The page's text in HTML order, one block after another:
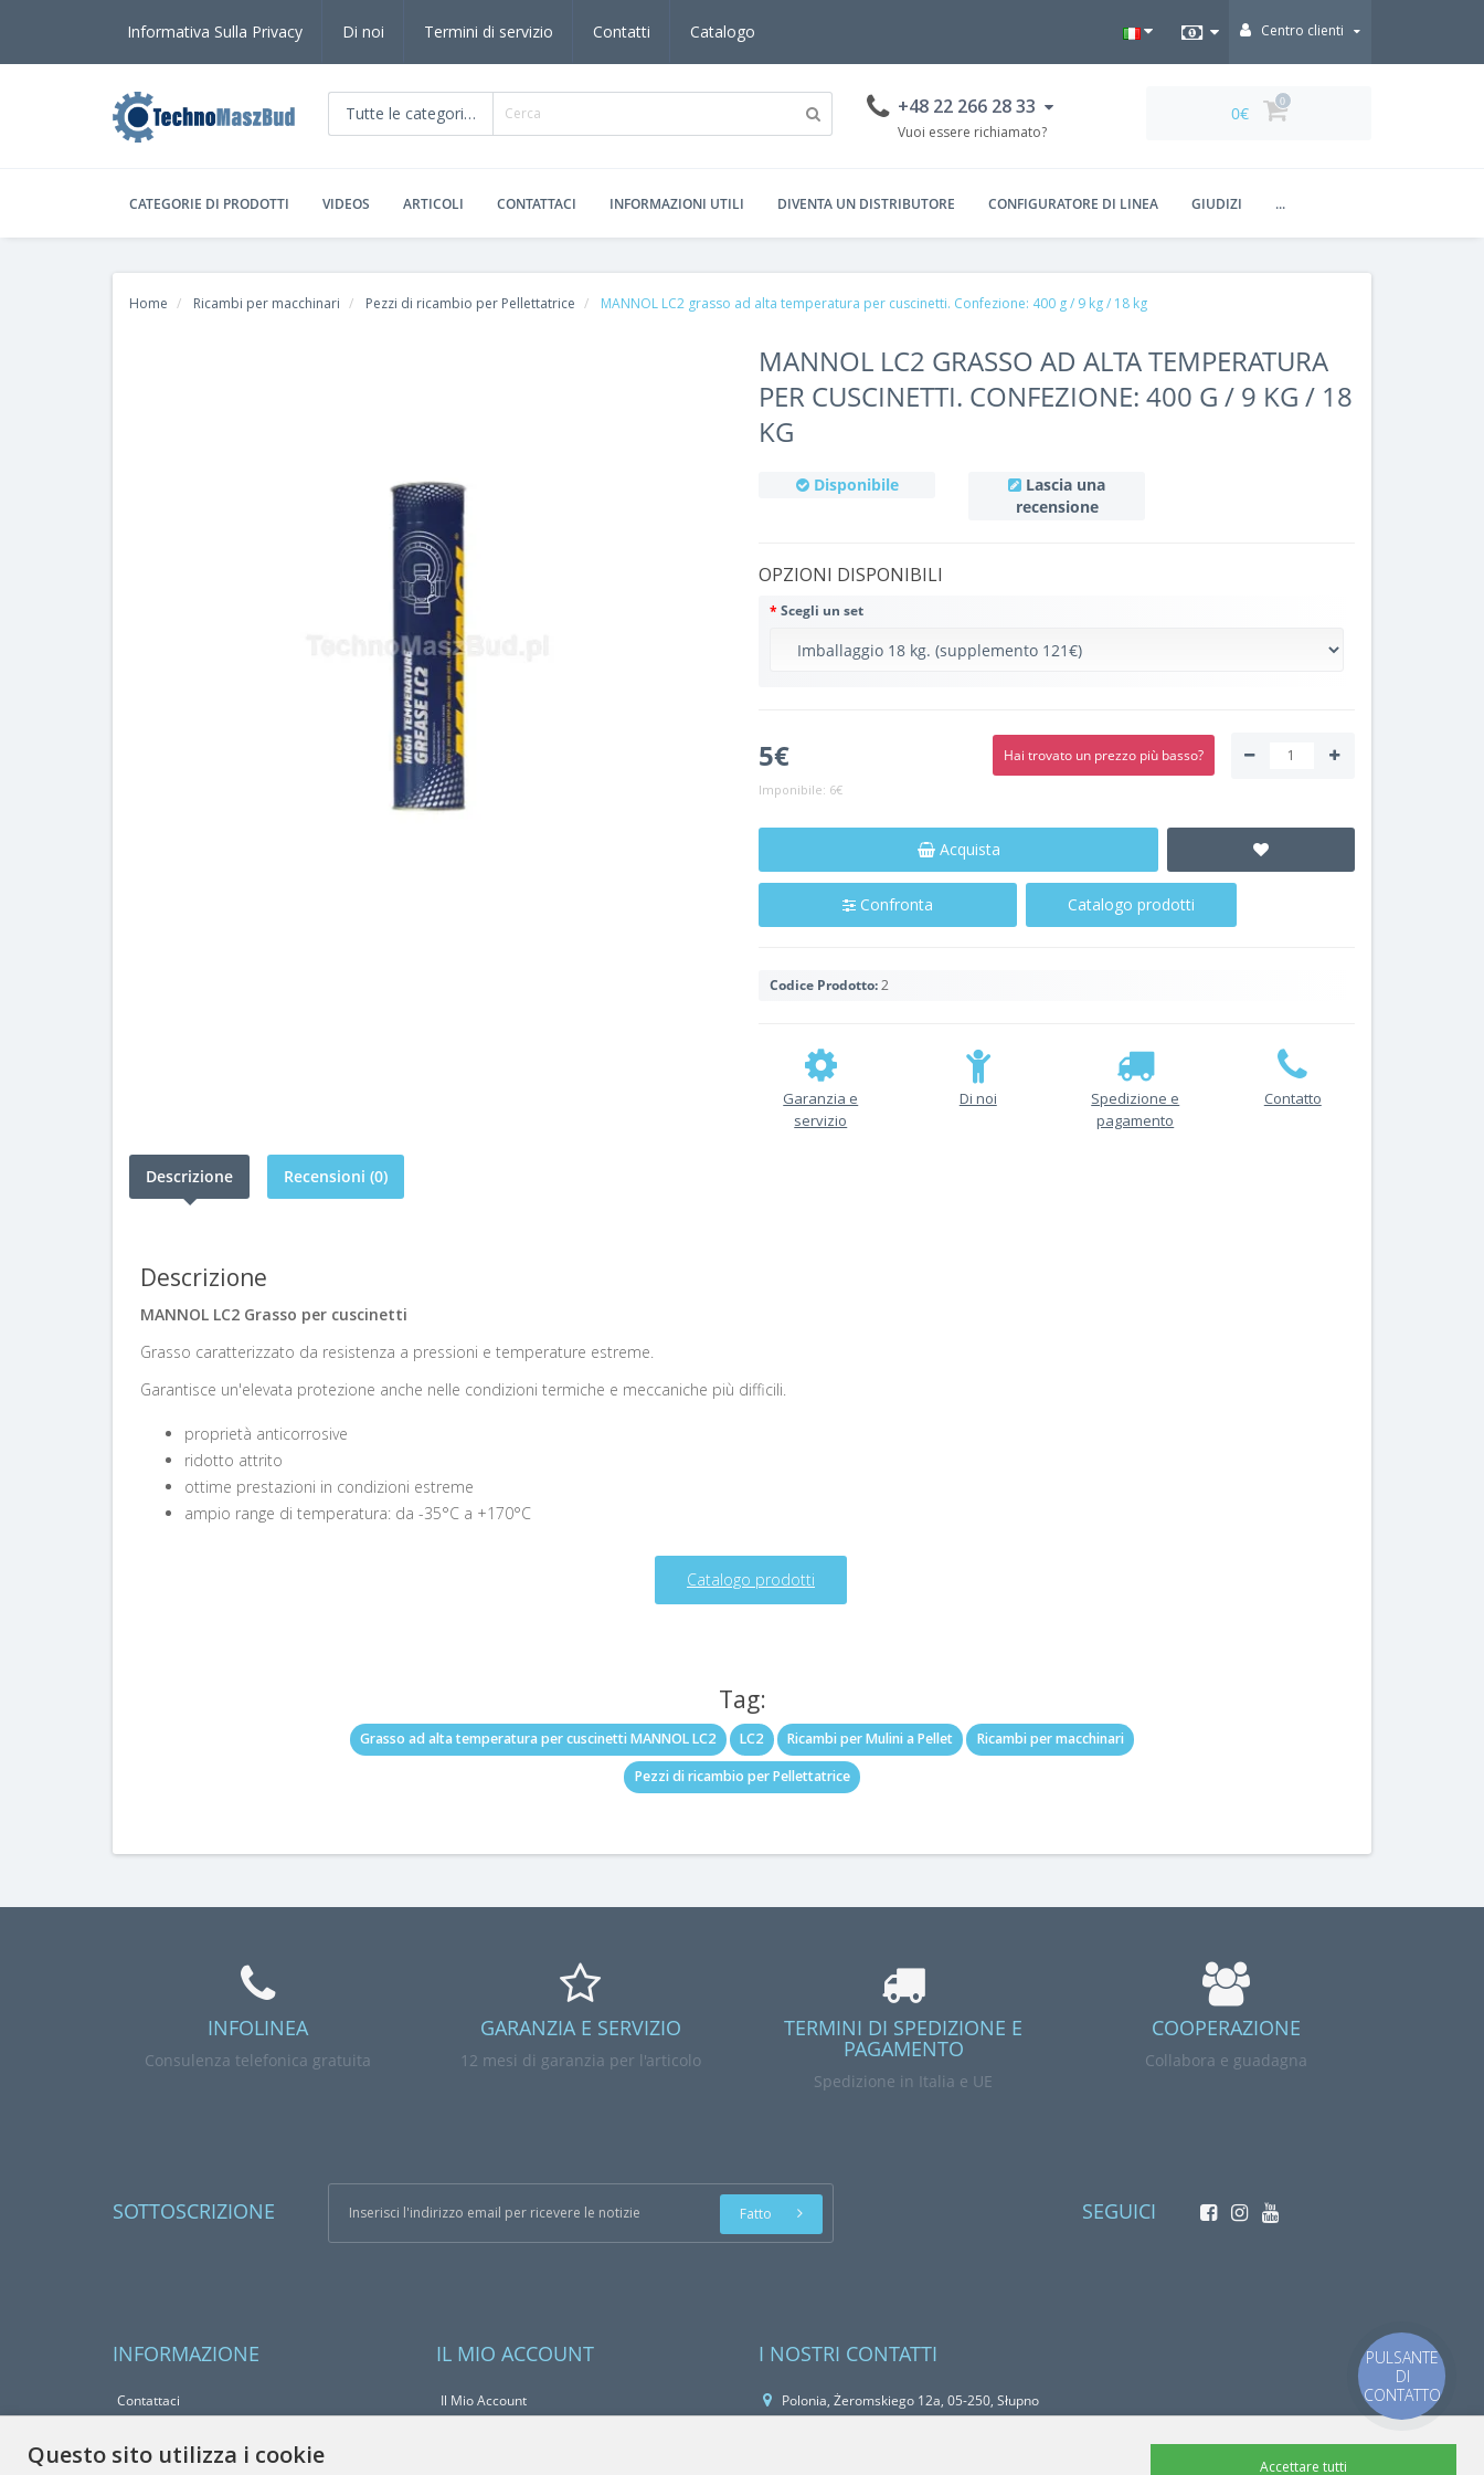
Informativa Sulla Privacy Di noi Termini di servizio Contatti Catalogo Centro clienti
Tutte le categorie +48 22 266 28 33
Vuoi essere richiamato?
0€
0
CATEGORIE DI PRODOTTI VIDEOS ARTICOLI CONTATTACI INFORMAZIONI UTILI DIVENTA UN DISTRIBUTORE CONFIGURATORE DI LINEA GIUDIZI ...
Home Ricambi per macchinari Pezzi di ricambio per Pellettatrice MANNOL LC2 grasso ad alta temperatura per cuscinetti. Confezione: 400 g / 9 kg / 18 kg
MANNOL LC2 GRASSO AD ALTA TEMPERATURA
PER CUSCINETTI. CONFEZIONE: 400 G / 9 KG / 18
KG
Disponibile
Lascia una
recensione
OPZIONI DISPONIBILI
Scegli un set
5€
Imponibile: 6€
Hai trovato un prezzo più basso?
Acquista
Confronta Catalogo prodotti
Codice Prodotto:2
Garanzia e
servizio
Di noi
Spedizione e
pagamento
Contatto
Descrizione Recensioni (0)
Descrizione
MANNOL LC2 Grasso per cuscinetti
Grasso caratterizzato da resistenza a pressioni e temperature estreme.
Garantisce un'elevata protezione anche nelle condizioni termiche e meccaniche più difficili.
proprietà anticorrosive
ridotto attrito
ottime prestazioni in condizioni estreme
ampio range di temperatura: da -35°C a +170°C
Catalogo prodotti
Tag:
Grasso ad alta temperatura per cuscinetti MANNOL LC2 LC2 Ricambi per Mulini a Pellet
Ricambi per macchinari
Pezzi di ricambio per Pellettatrice
INFOLINEA
Consulenza telefonica gratuita
GARANZIA E SERVIZIO
12 mesi di garanzia per l'articolo
TERMINI DI SPEDIZIONE E
PAGAMENTO
Spedizione in Italia e UE
COOPERAZIONE
Collabora e guadagna
SOTTOSCRIZIONE Fatto SEGUICI
INFORMAZIONE
Contattaci
Mappa del Sito
IL MIO ACCOUNT
Il Mio Account
I NOSTRI CONTATTI
Polonia, Żeromskiego 12a, 05-250, Słupno
Questo sito utilizza i cookie Accettare tutti
PULSANTE
DI
CONTATTO